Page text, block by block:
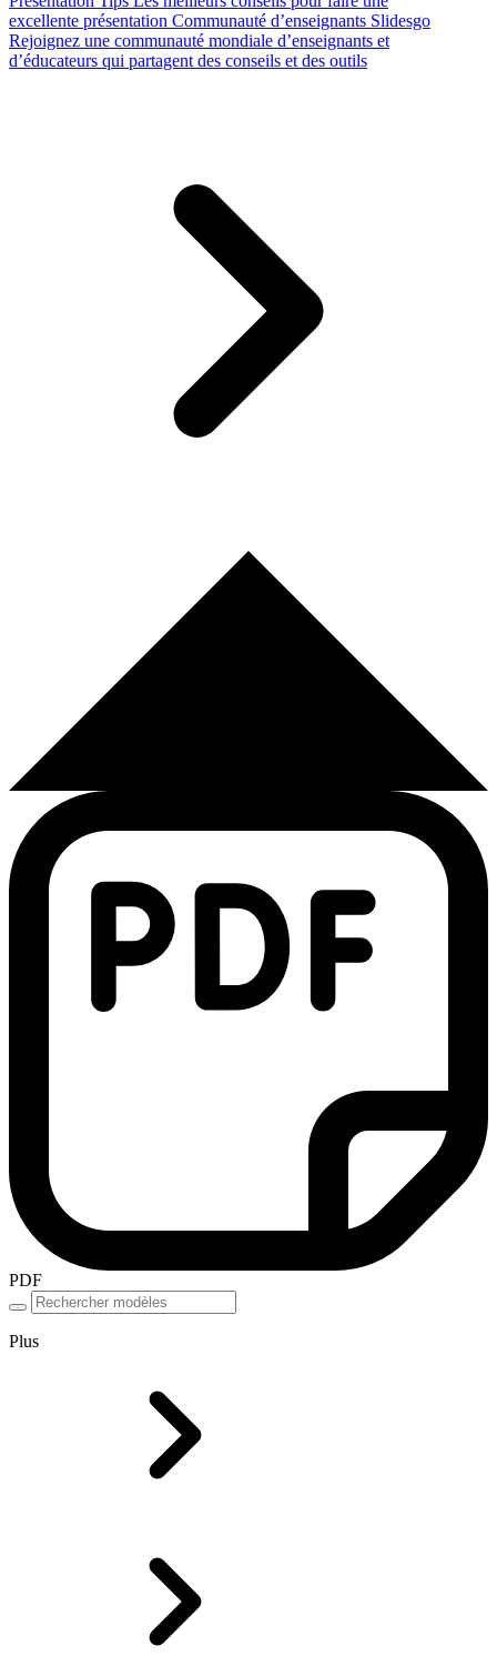
excellente présentation Communauté d’enseignants Slidesgo
Rejoignez une communauté mondiale d’enseignants et
d’éducateurs qui partagent des conseils et des outils
PDF
Plus